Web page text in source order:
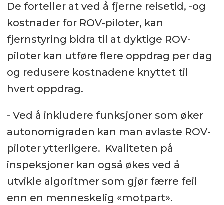
De forteller at ved å fjerne reisetid, -og
kostnader for ROV-piloter, kan
fjernstyring bidra til at dyktige ROV-
piloter kan utføre flere oppdrag per dag
og redusere kostnadene knyttet til
hvert oppdrag.
- Ved å inkludere funksjoner som øker
autonomigraden kan man avlaste ROV-
piloter ytterligere. Kvaliteten på
inspeksjoner kan også økes ved å
utvikle algoritmer som gjør færre feil
enn en menneskelig «motpart».